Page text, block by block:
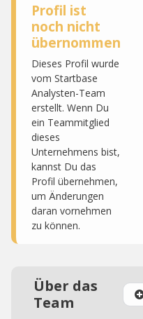
Profil ist
noch nicht
übernommen
Dieses Profil wurde
vom Startbase
Analysten-Team
erstellt. Wenn Du
ein Teammitglied
dieses
Unternehmens bist,
kannst Du das
Profil übernehmen,
um Änderungen
daran vornehmen
zu können.
Über das
Team